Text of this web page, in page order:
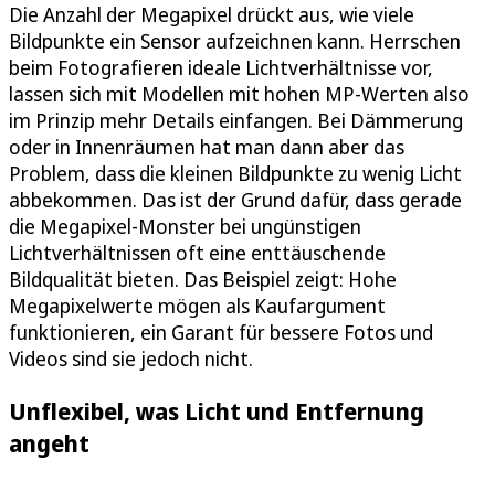
Die Anzahl der Megapixel drückt aus, wie viele
Bildpunkte ein Sensor aufzeichnen kann. Herrschen
beim Fotografieren ideale Lichtverhältnisse vor,
lassen sich mit Modellen mit hohen MP-Werten also
im Prinzip mehr Details einfangen. Bei Dämmerung
oder in Innenräumen hat man dann aber das
Problem, dass die kleinen Bildpunkte zu wenig Licht
abbekommen. Das ist der Grund dafür, dass gerade
die Megapixel-Monster bei ungünstigen
Lichtverhältnissen oft eine enttäuschende
Bildqualität bieten. Das Beispiel zeigt: Hohe
Megapixelwerte mögen als Kaufargument
funktionieren, ein Garant für bessere Fotos und
Videos sind sie jedoch nicht.
Unflexibel, was Licht und Entfernung
angeht